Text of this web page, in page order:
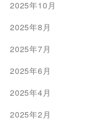
2025年10月
2025年8月
2025年7月
2025年6月
2025年4月
2025年2月